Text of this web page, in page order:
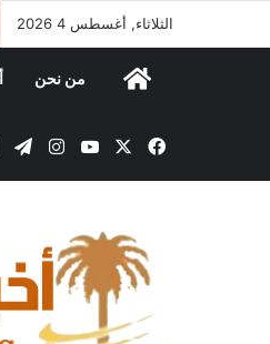
الثلاثاء, أغسطس 4 2026
من نحن